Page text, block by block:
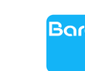
Zum Hauptinhalt